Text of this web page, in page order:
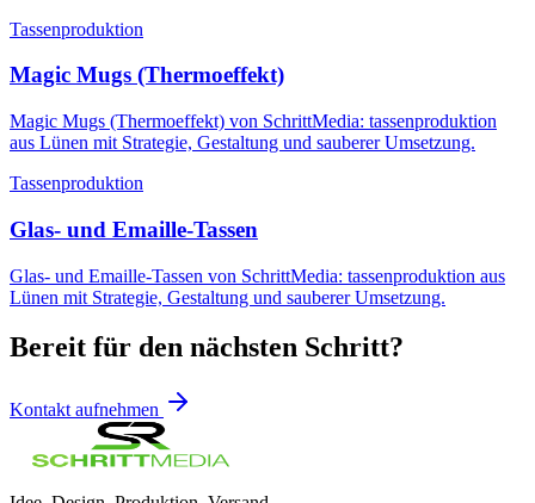
Tassenproduktion
Magic Mugs (Thermoeffekt)
Magic Mugs (Thermoeffekt) von SchrittMedia: tassenproduktion
aus Lünen mit Strategie, Gestaltung und sauberer Umsetzung.
Tassenproduktion
Glas- und Emaille-Tassen
Glas- und Emaille-Tassen von SchrittMedia: tassenproduktion aus
Lünen mit Strategie, Gestaltung und sauberer Umsetzung.
Bereit für den nächsten Schritt?
Kontakt aufnehmen